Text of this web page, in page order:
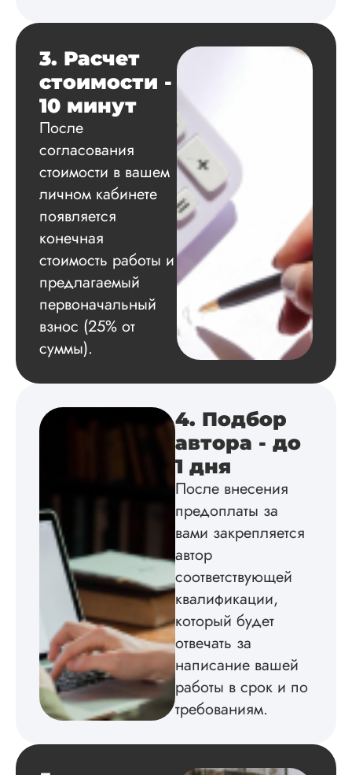
Вид работы:
Диссертация
сдачи,
оформили в
соответствии с
Взаимодействие с
клиентами
подробно
по всем вопросам.
Благодарен.
Дата:2024-04-29
Магистерскую
диссертацию по
на твердую 5.
структуру, список
литературы,
все
литературные
Уникальность
на одном дыхании.
3. Расчет
стоимости -
10 минут
После
согласования
стоимости в вашем
личном кабинете
появляется
конечная
стоимость работы и
предлагаемый
первоначальный
взнос (25% от
суммы).
4. Подбор
автора - до
1 дня
После внесения
предоплаты за
вами закрепляется
автор
соответствующей
квалификации,
который будет
отвечать за
написание вашей
работы в срок и по
требованиям.